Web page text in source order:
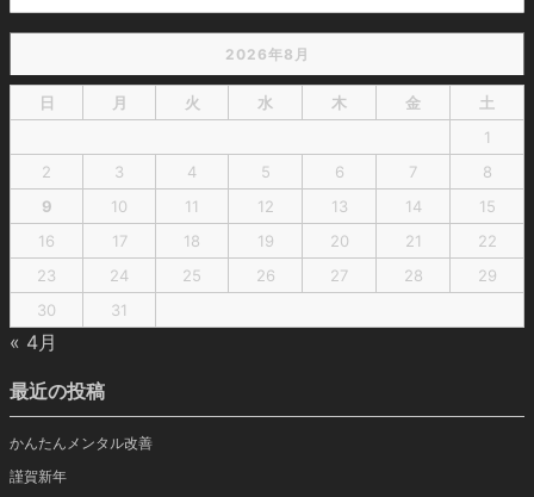
2026年8月
日 月 火 水 木 金
土
1
2
3 4 5 6 7
8
9
10 11 12 13 14
15
16
17 18 19 20 21
22
23
24 25 26 27 28
29
30
31
« 4月
最近の投稿
かんたんメンタル改善
謹賀新年